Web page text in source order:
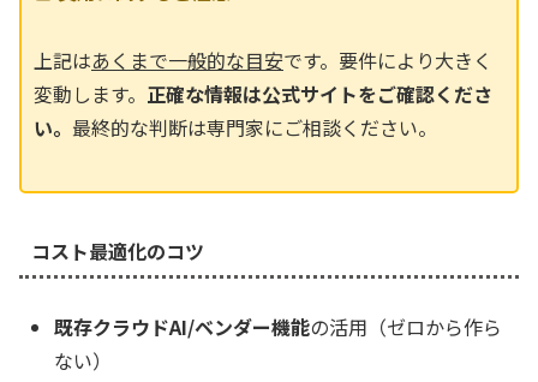
上記はあくまで一般的な目安です。要件により大きく
変動します。 正確な情報は公式サイトをご確認くださ
い。 最終的な判断は専門家にご相談ください。
コスト最適化のコツ
既存クラウドAI/ベンダー機能の活用（ゼロから作ら
ない）